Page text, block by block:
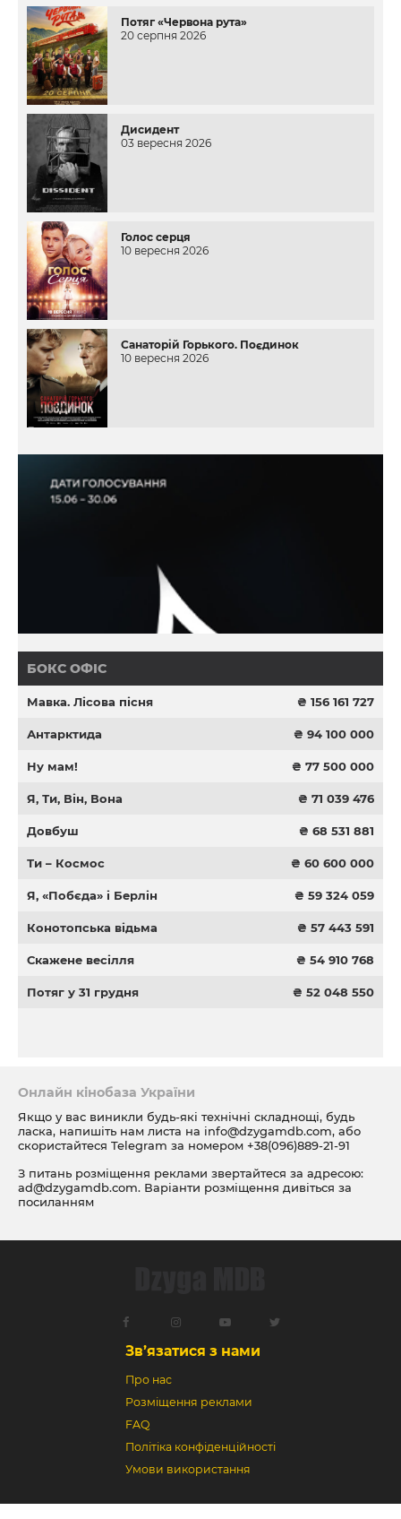
Потяг «Червона рута»
20 серпня 2026
Дисидент
03 вересня 2026
Голос серця
10 вересня 2026
Санаторій Горького. Поєдинок
10 вересня 2026
БОКС ОФІС
Мавка. Лісова пісня ₴ 156 161 727
Антарктида ₴ 94 100 000
Ну мам! ₴ 77 500 000
Я, Ти, Він, Вона ₴ 71 039 476
Довбуш ₴ 68 531 881
Ти – Космос ₴ 60 600 000
Я, «Побєда» і Берлін ₴ 59 324 059
Конотопська відьма ₴ 57 443 591
Скажене весілля ₴ 54 910 768
Потяг у 31 грудня ₴ 52 048 550
Онлайн кінобаза України
Якщо у вас виникли будь-які технічні складнощі, будь
ласка, напишіть нам листа на info@dzygamdb.com, або
скористайтеся Telegram за номером +38(096)889-21-91
З питань розміщення реклами звертайтеся за адресою:
ad@dzygamdb.com. Варіанти розміщення дивіться за
посиланням
Зв’язатися з нами
Про нас
Розміщення реклами
FAQ
Політіка конфіденційності
Умови використання